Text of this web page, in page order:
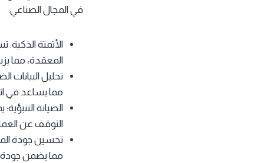
في المجال الصناعي:
الأتمتة
المعقدة، مما
تحليل البيانات
مما يساعد في
الصيانة
التوقف عن
تحسين جودة
مما يضمن جودة